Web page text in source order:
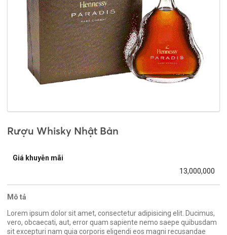
Rượu Whisky Nhật Bản
Giá khuyễn mãi
13,000,000
Mô tả
Lorem ipsum dolor sit amet, consectetur adipisicing elit. Ducimus,
vero, obcaecati, aut, error quam sapiente nemo saepe quibusdam
sit excepturi nam quia corporis eligendi eos magni recusandae